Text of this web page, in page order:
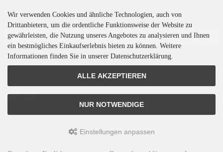
E-Mail-Adresse:
Der Newsletter kann jederzeit hier oder in Ihrem Kundenkonto abbestellt werden.
Motoren-Israel © 2026 | Template © 2009-2026 bymodified eCommerce Shopsoftware
Wir verwenden Cookies und ähnliche Technologien, auch von
Drittanbietern, um die ordentliche Funktionsweise der Website zu
gewährleisten, die Nutzung unseres Angebotes zu analysieren und Ihnen
ein bestmögliches Einkaufserlebnis bieten zu können. Weitere
Informationen finden Sie in unserer Datenschutzerklärung.
ALLE AKZEPTIEREN
NUR NOTWENDIGE
Einstellungen anpassen